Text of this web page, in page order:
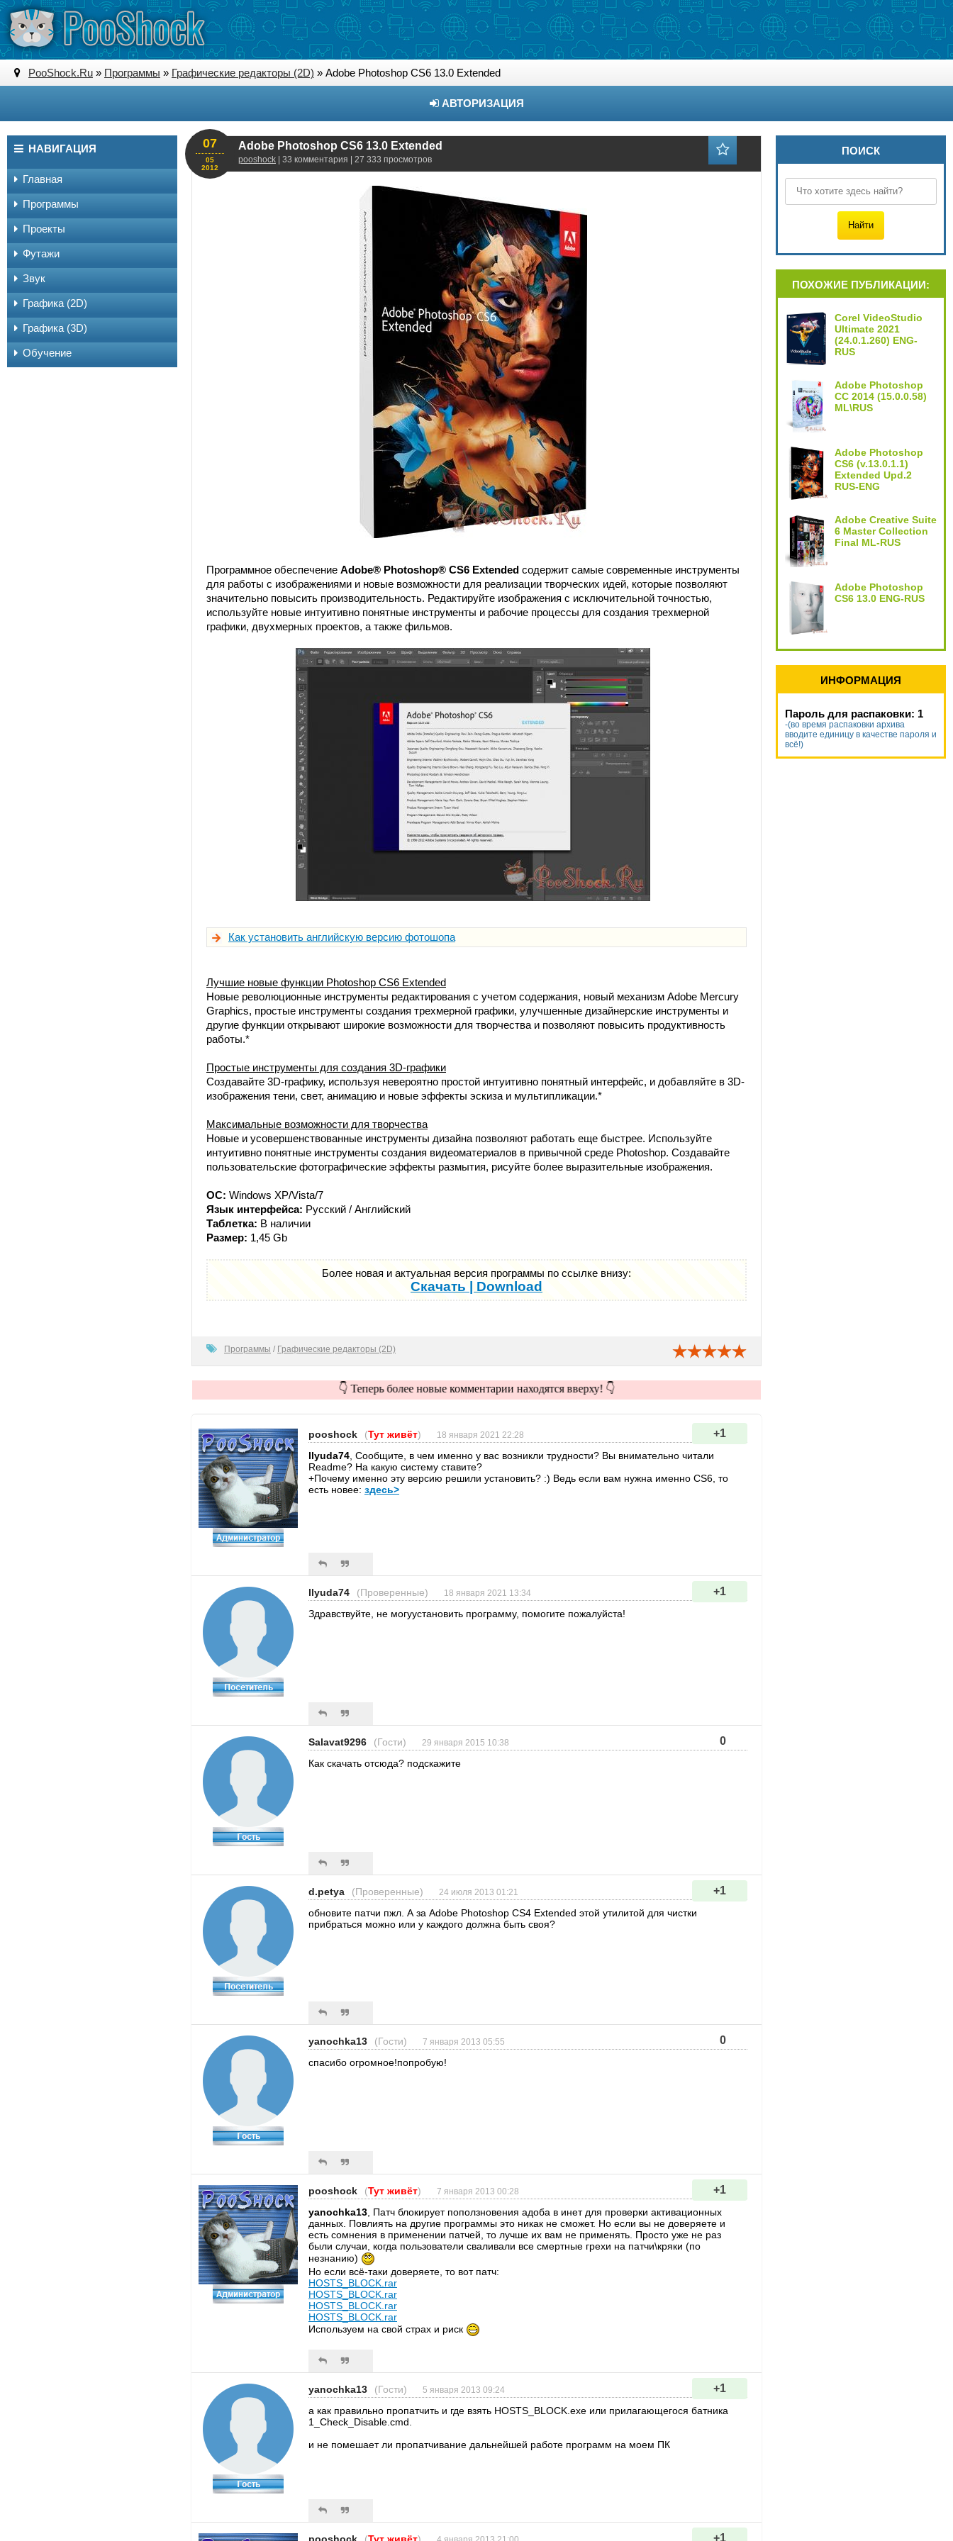
PooShock.Ru » Программы » Графические редакторы (2D) » Adobe Photoshop CS6 13.0 Extended
АВТОРИЗАЦИЯ
Adobe Photoshop CS6 13.0 Extended
pooshock | 33 комментария | 27 333 просмотров
07
05
2012
Программное обеспечение Adobe® Photoshop® CS6 Extended содержит самые современные инструменты
для работы с изображениями и новые возможности для реализации творческих идей, которые позволяют
значительно повысить производительность. Редактируйте изображения с исключительной точностью,
используйте новые интуитивно понятные инструменты и рабочие процессы для создания трехмерной
графики, двухмерных проектов, а также фильмов.
Как установить английскую версию фотошопа
Лучшие новые функции Photoshop CS6 Extended
Новые революционные инструменты редактирования с учетом содержания, новый механизм Adobe Mercury
Graphics, простые инструменты создания трехмерной графики, улучшенные дизайнерские инструменты и
другие функции открывают широкие возможности для творчества и позволяют повысить продуктивность
работы.*
Простые инструменты для создания 3D-графики
Создавайте 3D-графику, используя невероятно простой интуитивно понятный интерфейс, и добавляйте в 3D-
изображения тени, свет, анимацию и новые эффекты эскиза и мультипликации.*
Максимальные возможности для творчества
Новые и усовершенствованные инструменты дизайна позволяют работать еще быстрее. Используйте
интуитивно понятные инструменты создания видеоматериалов в привычной среде Photoshop. Создавайте
пользовательские фотографические эффекты размытия, рисуйте более выразительные изображения.
ОС: Windows XP/Vista/7
Язык интерфейса: Русский / Английский
Таблетка: В наличии
Размер: 1,45 Gb
Более новая и актуальная версия программы по ссылке внизу:
Скачать | Download
Программы / Графические редакторы (2D)
👇 Теперь более новые комментарии находятся вверху! 👇
pooshock (Тут живёт) 18 января 2021 22:28 +1
llyuda74, Сообщите, в чем именно у вас возникли трудности? Вы внимательно читали
Readme? На какую систему ставите?
+Почему именно эту версию решили установить? :) Ведь если вам нужна именно CS6, то
есть новее: здесь>
llyuda74 (Проверенные) 18 января 2021 13:34 +1
Здравствуйте, не могуустановить программу, помогите пожалуйста!
Salavat9296 (Гости) 29 января 2015 10:38 0
Как скачать отсюда? подскажите
d.petya (Проверенные) 24 июля 2013 01:21 +1
обновите патчи пжл. А за Adobe Photoshop CS4 Extended этой утилитой для чистки
прибраться можно или у каждого должна быть своя?
yanochka13 (Гости) 7 января 2013 05:55 0
спасибо огромное!попробую!
pooshock (Тут живёт) 7 января 2013 00:28 +1
yanochka13, Патч блокирует поползновения адоба в инет для проверки активационных
данных. Повлиять на другие программы это никак не сможет. Но если вы не доверяете и
есть сомнения в применении патчей, то лучше их вам не применять. Просто уже не раз
были случаи, когда пользователи сваливали все смертные грехи на патчи\кряки (по
незнанию)
Но если всё-таки доверяете, то вот патч:
HOSTS_BLOCK.rar
HOSTS_BLOCK.rar
HOSTS_BLOCK.rar
HOSTS_BLOCK.rar
Используем на свой страх и риск
yanochka13 (Гости) 5 января 2013 09:24 +1
а как правильно пропатчить и где взять HOSTS_BLOCK.exe или прилагающегося батника
1_Check_Disable.cmd.
и не помешает ли пропатчивание дальнейшей работе программ на моем ПК
+1
НАВИГАЦИЯ
Главная
Программы
Проекты
Футажи
Звук
Графика (2D)
Графика (3D)
Обучение
ПОИСК
ПОХОЖИЕ ПУБЛИКАЦИИ:
Corel VideoStudio
Ultimate 2021
(24.0.1.260) ENG-
RUS
Adobe Photoshop
CC 2014 (15.0.0.58)
ML\RUS
Adobe Photoshop
CS6 (v.13.0.1.1)
Extended Upd.2
RUS-ENG
Adobe Creative Suite
6 Master Collection
Final ML-RUS
Adobe Photoshop
CS6 13.0 ENG-RUS
ИНФОРМАЦИЯ
Пароль для распаковки: 1
-(во время распаковки архива
вводите единицу в качестве пароля и
всё!)